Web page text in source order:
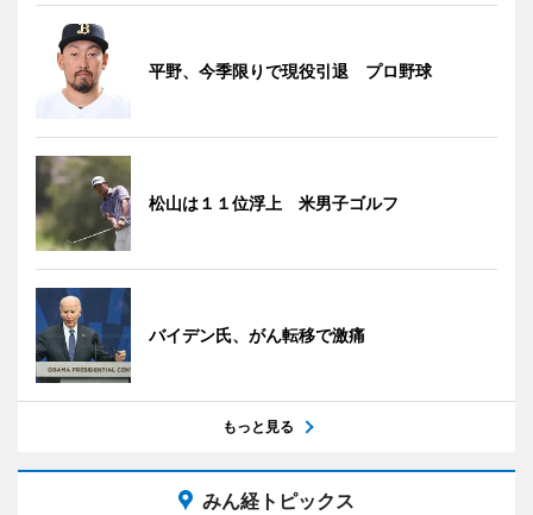
平野、今季限りで現役引退 プロ野球
松山は１１位浮上 米男子ゴルフ
バイデン氏、がん転移で激痛
もっと見る
みん経トピックス